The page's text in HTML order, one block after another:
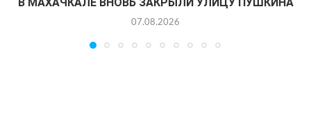
07.08.2026